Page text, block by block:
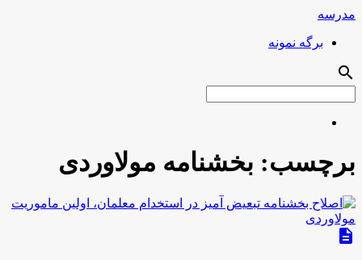
مدرسه
برگه نمونه
search
برچسب: بخشنامه مولاوردی
description